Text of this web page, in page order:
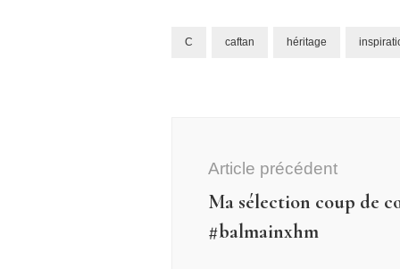
C caftan héritage
d'article
Article précédent
Ma sélection coup de
#balmainxhm